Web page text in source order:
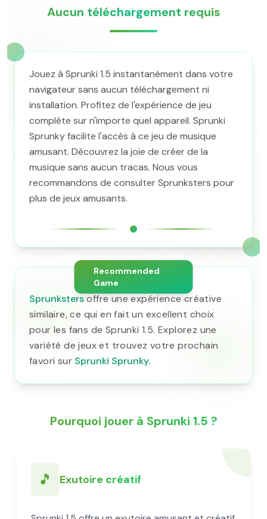
Aucun téléchargement requis
Jouez à Sprunki 1.5 instantanément dans votre
navigateur sans aucun téléchargement ni
installation. Profitez de l'expérience de jeu
complète sur n'importe quel appareil. Sprunki
Sprunky facilite l'accès à ce jeu de musique
amusant. Découvrez la joie de créer de la
musique sans aucun tracas. Nous vous
recommandons de consulter Sprunksters pour
plus de jeux amusants.
Recommended
Game
Sprunkstersoffre une expérience créative
similaire, ce qui en fait un excellent choix
pour les fans de Sprunki 1.5. Explorez une
variété de jeux et trouvez votre prochain
favori sur Sprunki Sprunky.
Pourquoi jouer à Sprunki 1.5 ?
🎵 Exutoire créatif